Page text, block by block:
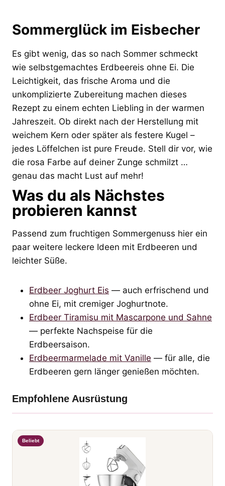
Sommerglück im Eisbecher
Es gibt wenig, das so nach Sommer schmeckt
wie selbstgemachtes Erdbeereis ohne Ei. Die
Leichtigkeit, das frische Aroma und die
unkomplizierte Zubereitung machen dieses
Rezept zu einem echten Liebling in der warmen
Jahreszeit. Ob direkt nach der Herstellung mit
weichem Kern oder später als festere Kugel –
jedes Löffelchen ist pure Freude. Stell dir vor, wie
die rosa Farbe auf deiner Zunge schmilzt …
genau das macht Lust auf mehr!
Was du als Nächstes
probieren kannst
Passend zum fruchtigen Sommergenuss hier ein
paar weitere leckere Ideen mit Erdbeeren und
leichter Süße.
Erdbeer Joghurt Eis — auch erfrischend und
ohne Ei, mit cremiger Joghurtnote.
Erdbeer Tiramisu mit Mascarpone und Sahne
— perfekte Nachspeise für die
Erdbeersaison.
Erdbeermarmelade mit Vanille — für alle, die
Erdbeeren gern länger genießen möchten.
Empfohlene Ausrüstung
Beliebt